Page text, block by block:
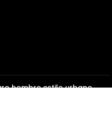
hombre estilo urbano